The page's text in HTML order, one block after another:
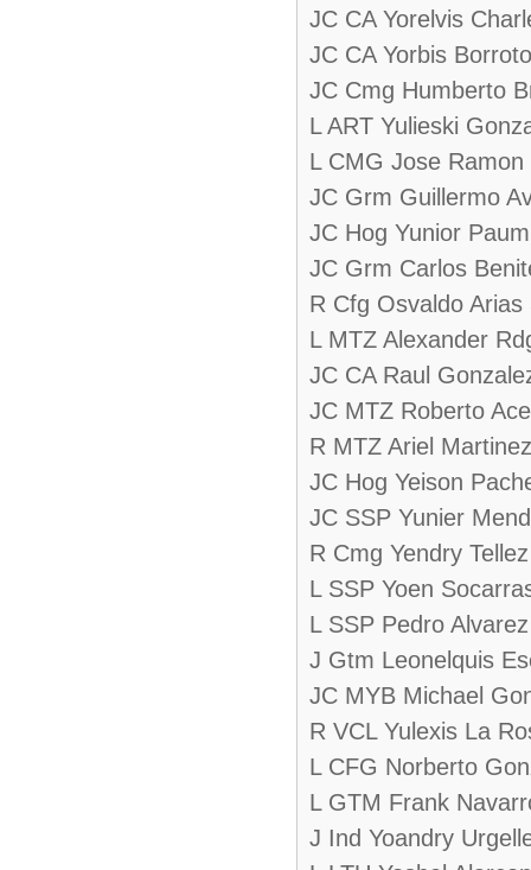
JC CA Yorelvis
JC CA Yorbis
JC Cmg Humberto
L ART Yulieski
L CMG Jose
JC Grm Guillermo
JC Hog Yunior
JC Grm Carlos
R Cfg Osvaldo Arias
L MTZ Alexander
JC CA Raul
JC MTZ Roberto
R MTZ Ariel
JC Hog Yeison
JC SSP Yunier
R Cmg Yendry
L SSP Yoen
L SSP Pedro
J Gtm Leonelquis
JC MYB Michael
R VCL Yulexis La
L CFG Norberto
L GTM Frank
J Ind Yoandry